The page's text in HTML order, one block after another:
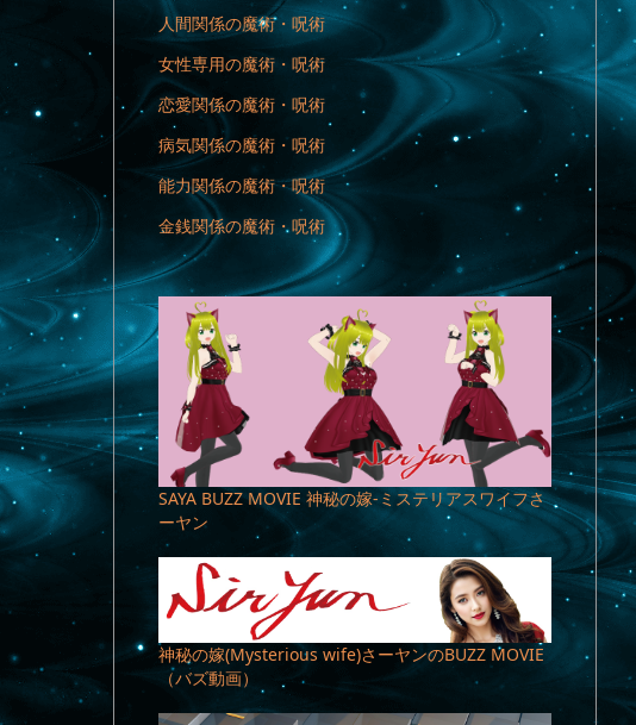
人間関係の魔術・呪術
女性専用の魔術・呪術
恋愛関係の魔術・呪術
病気関係の魔術・呪術
能力関係の魔術・呪術
金銭関係の魔術・呪術
SAYA BUZZ MOVIE 神秘の嫁-ミステリアスワイフさ
ーヤン
神秘の嫁(Mysterious wife)さーヤンのBUZZ MOVIE
（バズ動画）